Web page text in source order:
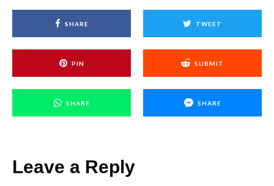
SHARE TWEET
PIN SUBMIT
SHARE SHARE
Leave a Reply